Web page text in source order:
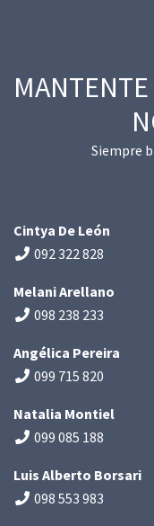
Siempre
Cintya De León
092 322 828
Melani Arellano
098 238 233
Angélica Pereira
099 715 820
Natalia Montiel
099 085 188
Luis Alberto Borsari
098 553 983